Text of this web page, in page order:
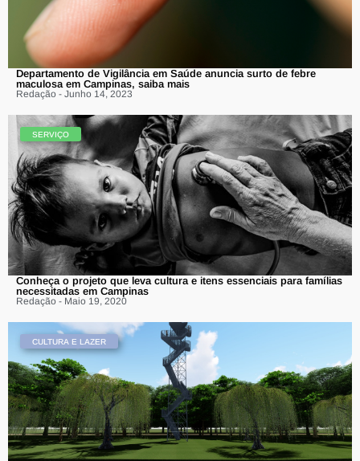
Departamento de Vigilância em Saúde anuncia surto de febre
maculosa em Campinas, saiba mais
Redação - Junho 14, 2023
SERVIÇO
Conheça o projeto que leva cultura e itens essenciais para famílias
necessitadas em Campinas
Redação - Maio 19, 2020
CULTURA E LAZER